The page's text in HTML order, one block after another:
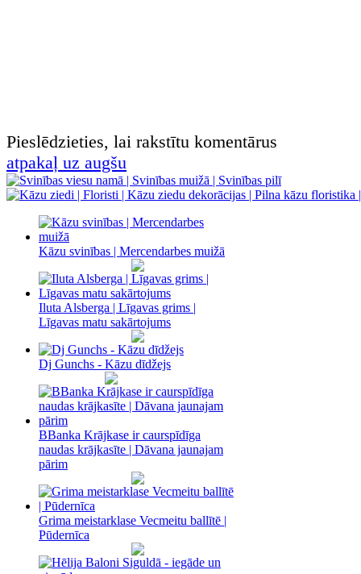
Pieslēdzieties, lai rakstītu komentārus
atpakaļ uz augšu
Kāzu svinības | Mercendarbes muižā
Iluta Alsberga | Līgavas grims |
Līgavas matu sakārtojums
Dj Gunchs - Kāzu dīdžejs
BBanka Krājkase ir caurspīdīga
naudas krājkasīte | Dāvana jaunajam
pārim
Grima meistarklase Vecmeitu ballītē |
Pūdernīca